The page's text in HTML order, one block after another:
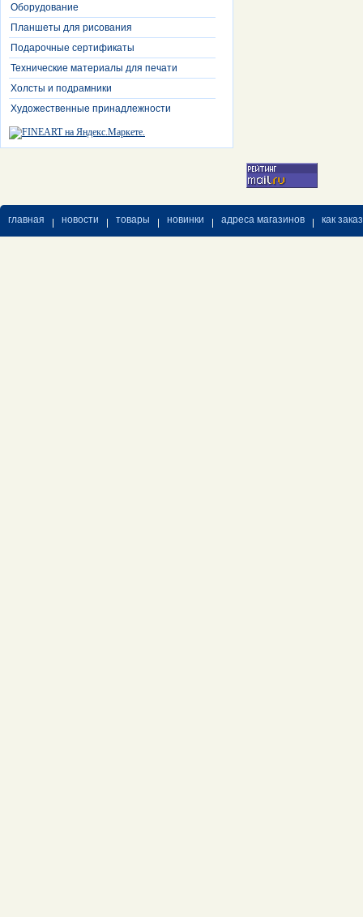
Оборудование
Планшеты для рисования
Подарочные сертификаты
Технические материалы для печати
Холсты и подрамники
Художественные принадлежности
главная новости товары новинки адреса магазинов как